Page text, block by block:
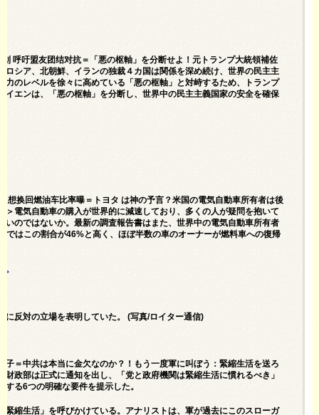
呼吁盟友团结对抗＝「悪の枢軸」を分断せよ！元トランプ大統領補佐
シア、北朝鮮、イランの独裁４カ国は関係を深め続け、世界の民主主
のレベルを徐々に高めている「悪の枢軸」と対峙するため、トランプ
エンは、「悪の枢軸」を分断し、世界中の民主主義国家の安全を確保
想换回燃油车比率曝＝トヨタ は神の予言？米国の電気自動車所有者は後
電気自動車の購入が世界的に減速しており、多くの人が疑問を抱いて
のではないか。最新の調査報告書はまた、世界中の電気自動車所有者
はこの割合が46%と高く、ほぼ半数の車のオーナーが燃料車への復帰
。
反対の立場を表明していた。 (写真/ロイター通信)
＝中共は本当に金欠なのか？！もう一度軍に叫ぼう：緊縮生活を送ろ
政部は正式に通知を出し、「党と政府機関は緊縮生活に慣れるべき」
る6つの明確な要件を提示した。
縮生活」を呼びかけている。アナリストは、軍が過去にこのスローガ